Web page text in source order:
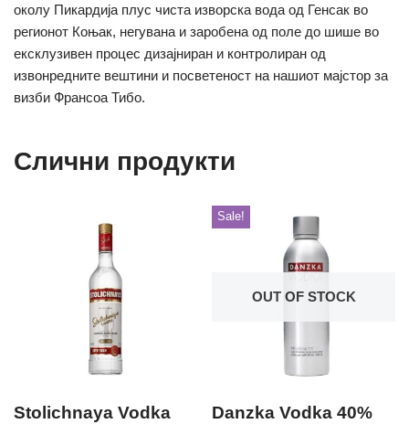
околу Пикардија плус чиста изворска вода од Генсак во
регионот Коњак, негувана и заробена од поле до шише во
ексклузивен процес дизајниран и контролиран од
извонредните вештини и посветеност на нашиот мајстор за
визби Франсоа Тибо.
Слични продукти
Stolichnaya Vodka
OUT OF STOCK
Sale!
Danzka Vodka 40%